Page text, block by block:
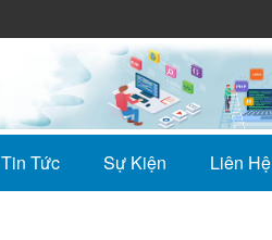
Tin Tức Sự Kiện Liên Hệ